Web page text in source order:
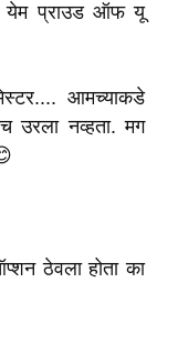
प्राउड ऑफ यू
आमच्याकडे
उरला नव्हता. मग
ठेवला होता का